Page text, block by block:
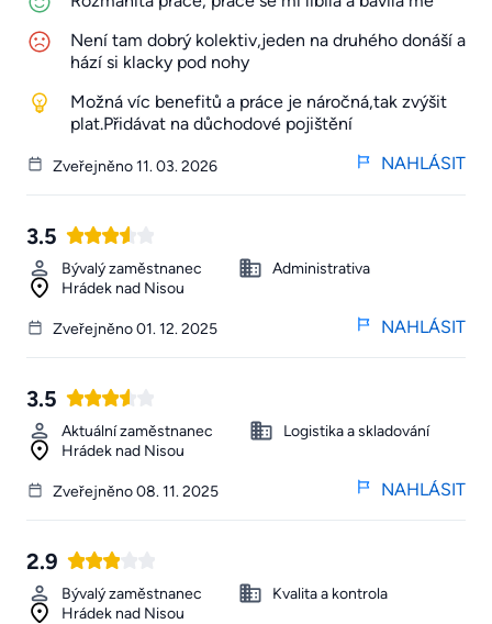
Není tam dobrý kolektiv,jeden na druhého donáší a
hází si klacky pod nohy
Možná víc benefitů a práce je náročná,tak zvýšit
plat.Přidávat na důchodové pojištění
Zveřejněno 11. 03. 2026 NAHLÁSIT
3.5
Bývalý zaměstnanec
Administrativa
Hrádek nad Nisou
Zveřejněno 01. 12. 2025 NAHLÁSIT
3.5
Aktuální zaměstnanec
Logistika a skladování
Hrádek nad Nisou
Zveřejněno 08. 11. 2025 NAHLÁSIT
2.9
Bývalý zaměstnanec
Kvalita a kontrola
Hrádek nad Nisou